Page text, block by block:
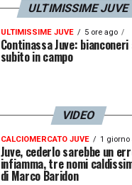
ULTIMISSIME JUVE
ULTIMISSIME JUVE 5 ore ago
Continassa Juve:
subito in campo
VIDEO
CALCIOMERCATO JUVE 1 giorno
Juve, cederlo sarebbe un
infiamma, tre nomi
di Marco Baridon